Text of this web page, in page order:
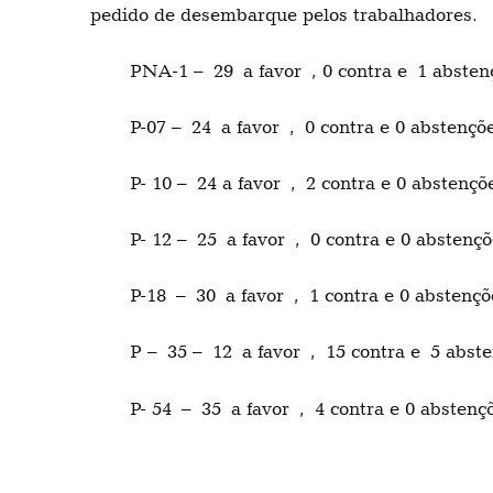
pedido de desembarque pelos trabalhadores.
PNA-1 – 29 a favor , 0 contra e 1
P-07 – 24 a favor , 0 contra e 0
P- 10 – 24 a favor , 2 contra e 0
P- 12 – 25 a favor , 0 contra e 0
P-18 – 30 a favor , 1 contra e 0
P – 35 – 12 a favor , 15 contra e 5
P- 54 – 35 a favor , 4 contra e 0